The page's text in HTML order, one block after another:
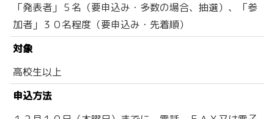
「発表者」５名（要申込み・多数の場合、抽選）、「参
加者」３０名程度（要申込み・先着順）
対象
高校生以上
申込方法